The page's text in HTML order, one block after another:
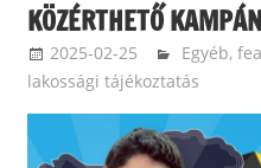
KÖZÉRTHETŐ
2025-02-25 Egyéb,
lakossági tájékoztatás